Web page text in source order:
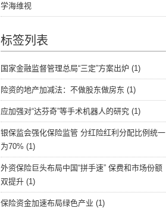
学海维视
标签列表
国家金融监督管理总局“三定”方案出炉 (1)
险资的地产加减法：不做股东做房东 (1)
应加强对“达芬奇”等手术机器人的研究 (1)
银保监会强化保险监管 分红险红利分配比例统一
为70% (1)
外资保险巨头布局中国“拼手速” 保费和市场份额
双提升 (1)
保险资金加速布局绿色产业 (1)